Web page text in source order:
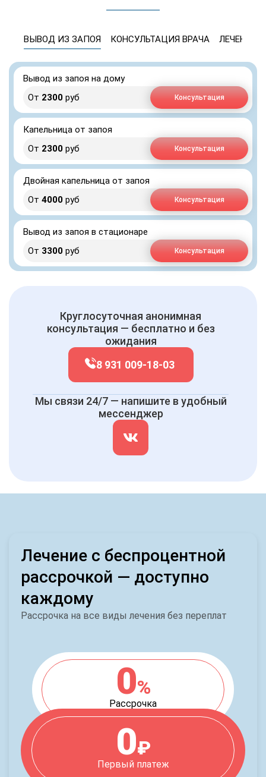
ВЫВОД ИЗ ЗАПОЯ КОНСУЛЬТАЦИЯ ВРАЧА ЛЕЧЕНИЕ
Вывод из запоя на дому
От 2300 руб Консультация
Капельница от запоя
От 2300 руб Консультация
Двойная капельница от запоя
От 4000 руб Консультация
Вывод из запоя в стационаре
От 3300 руб Консультация
Круглосуточная анонимная
консультация — бесплатно и без
ожидания
8 931 009-18-03
Мы связи 24/7 — напишите в удобный
мессенджер
Лечение с беспроцентной
рассрочкой — доступно
каждому
Рассрочка на все виды лечения без переплат
0%
Рассрочка
0₽
Первый платеж